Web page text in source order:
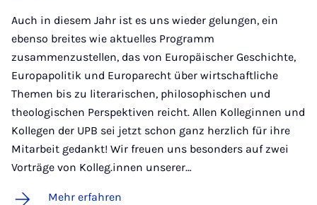
Auch in diesem Jahr ist es uns wieder gelungen, ein
ebenso breites wie aktuelles Programm
zusammenzustellen, das von Europäischer Geschichte,
Europapolitik und Europarecht über wirtschaftliche
Themen bis zu literarischen, philosophischen und
theologischen Perspektiven reicht. Allen Kolleginnen und
Kollegen der UPB sei jetzt schon ganz herzlich für ihre
Mitarbeit gedankt! Wir freuen uns besonders auf zwei
Vorträge von Kolleg.innen unserer…
Mehr erfahren